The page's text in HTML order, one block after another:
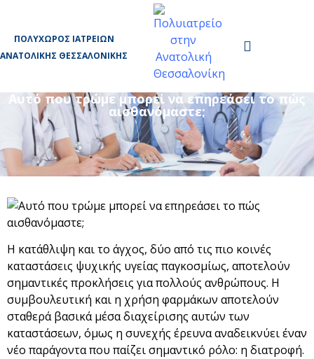
ΠΟΛΥΧΏΡΟΣ ΙΑΤΡΕΊΩΝ
ΑΝΑΤΟΛΙΚΉΣ ΘΕΣΣΑΛΟΝΊΚΗΣ
Αυτό που τρώμε μπορεί να επηρεάσει το πώς
αισθανόμαστε;
Η κατάθλιψη και το άγχος, δύο από τις πιο κοινές
καταστάσεις ψυχικής υγείας παγκοσμίως, αποτελούν
σημαντικές προκλήσεις για πολλούς ανθρώπους. Η
συμβουλευτική και η χρήση φαρμάκων αποτελούν
σταθερά βασικά μέσα διαχείρισης αυτών των
καταστάσεων, όμως η συνεχής έρευνα αναδεικνύει έναν
νέο παράγοντα που παίζει σημαντικό ρόλο: η διατροφή.